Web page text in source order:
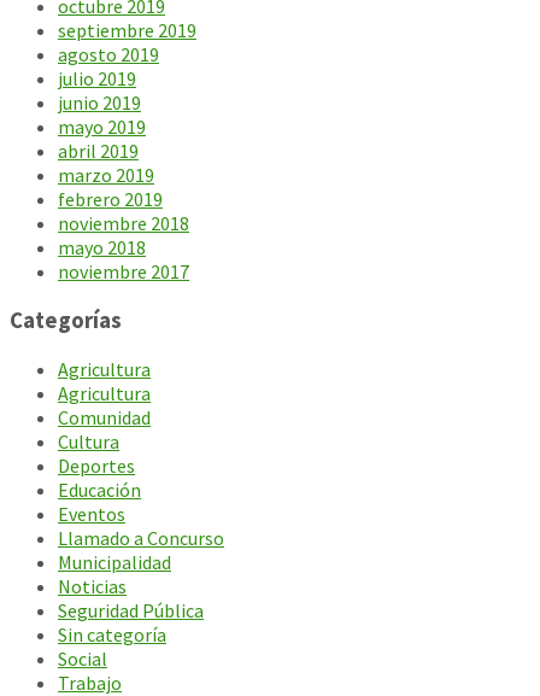
octubre 2019
septiembre 2019
agosto 2019
julio 2019
junio 2019
mayo 2019
abril 2019
marzo 2019
febrero 2019
noviembre 2018
mayo 2018
noviembre 2017
Categorías
Agricultura
Agricultura
Comunidad
Cultura
Deportes
Educación
Eventos
Llamado a Concurso
Municipalidad
Noticias
Seguridad Pública
Sin categoría
Social
Trabajo